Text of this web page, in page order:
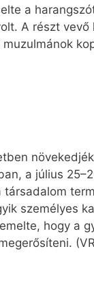
a
A részt vevő
a július
személyes
hogy a